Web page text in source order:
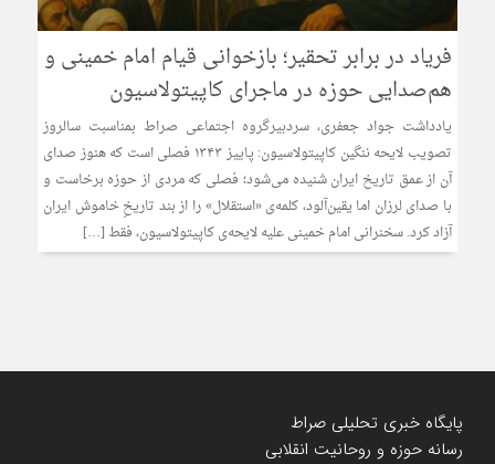
فریاد در برابر تحقیر؛ بازخوانی قیام امام خمینی و
هم‌صدایی حوزه در ماجرای کاپیتولاسیون
یادداشت جواد جعفری، سردبیرگروه اجتماعی صراط بمناسبت سالروز
تصویب لایحه ننگین کاپیتولاسیون: پاییز ۱۳۴۳ فصلی است که هنوز صدای
آن از عمق تاریخ ایران شنیده می‌شود؛ فصلی که مردی از حوزه برخاست و
با صدای لرزان اما یقین‌آلود، کلمه‌ی «استقلال» را از بند تاریخِ خاموش ایران
آزاد کرد. سخنرانی امام خمینی علیه لایحه‌ی کاپیتولاسیون، فقط […]
پایگاه خبری تحلیلی صراط
رسانه حوزه و روحانیت انقلابی